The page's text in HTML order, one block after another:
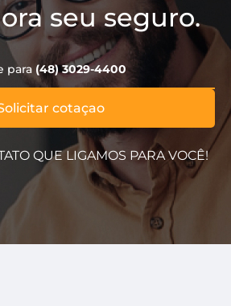
seu seguro.
cotaçao
para (48) 3029-4400
QUE LIGAMOS PARA VOCÊ!